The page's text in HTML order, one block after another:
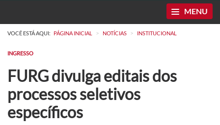
MENU
VOCÊ ESTÁ AQUI: PÁGINA INICIAL > NOTÍCIAS > INSTITUCIONAL
INGRESSO
FURG divulga editais dos
processos seletivos
específicos